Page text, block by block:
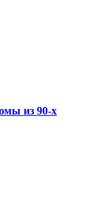
из 90-х